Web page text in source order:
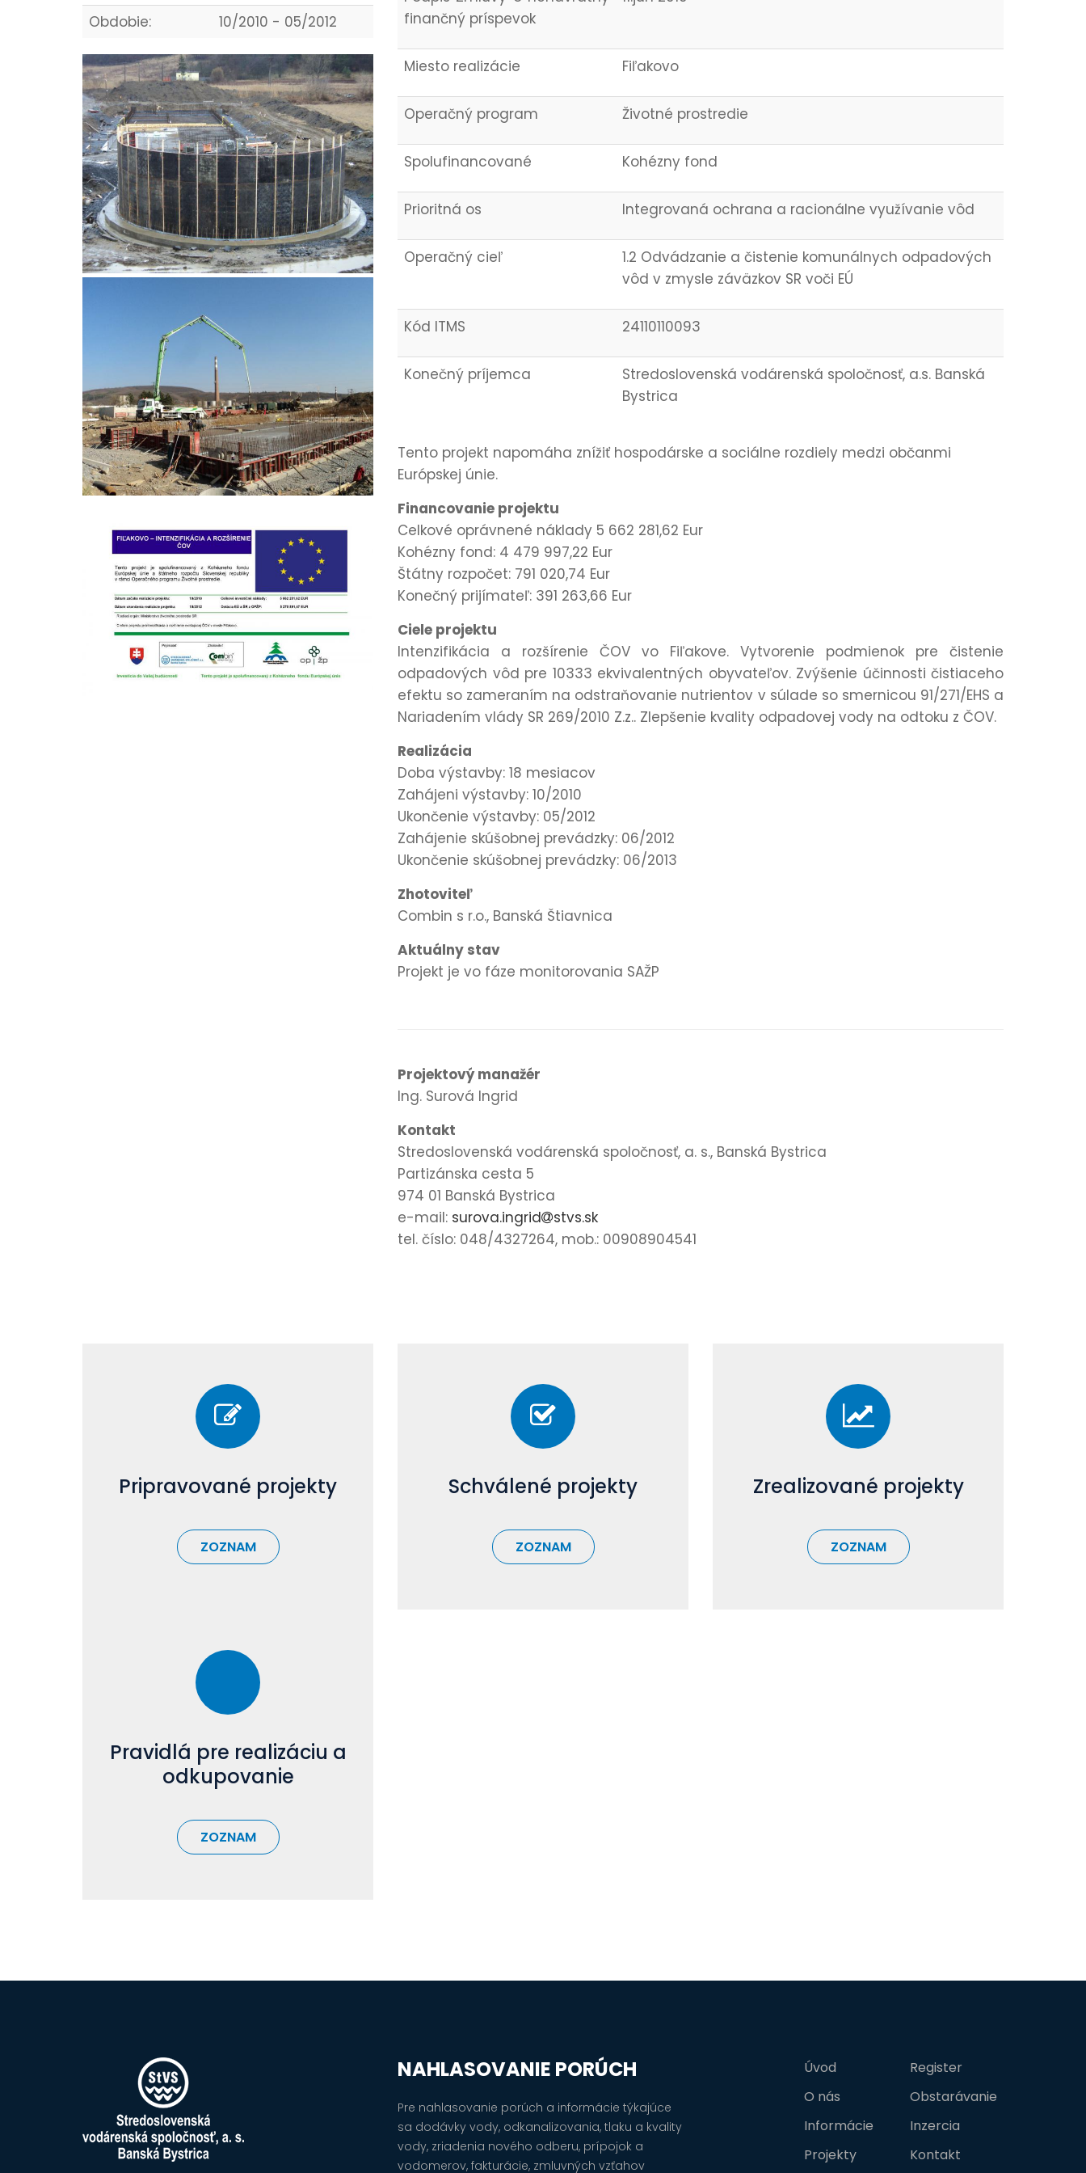
Obdobie:
10/2010 - 05/2012
finančný príspevok
Miesto realizácie Fiľakovo
Operačný program Životné prostredie
Spolufinancované Kohézny fond
Prioritná os Integrovaná ochrana a racionálne využívanie vôd
Operačný cieľ
1.2 Odvádzanie a čistenie komunálnych odpadových
vôd v zmysle záväzkov SR voči EÚ
Kód ITMS 24110110093
Konečný príjemca
Stredoslovenská vodárenská spoločnosť, a.s. Banská
Bystrica
Tento projekt napomáha znížiť hospodárske a sociálne rozdiely medzi občanmi
Európskej únie.
Financovanie projektu
Celkové oprávnené náklady 5 662 281,62 Eur
Kohézny fond: 4 479 997,22 Eur
Štátny rozpočet: 791 020,74 Eur
Konečný prijímateľ: 391 263,66 Eur
Ciele projektu
Intenzifikácia a rozšírenie ČOV vo Fiľakove. Vytvorenie podmienok pre čistenie
odpadových vôd pre 10333 ekvivalentných obyvateľov. Zvýšenie účinnosti čistiaceho
efektu so zameraním na odstraňovanie nutrientov v súlade so smernicou 91/271/EHS a
Nariadením vlády SR 269/2010 Z.z.. Zlepšenie kvality odpadovej vody na odtoku z ČOV.
Realizácia
Doba výstavby: 18 mesiacov
Zahájeni výstavby: 10/2010
Ukončenie výstavby: 05/2012
Zahájenie skúšobnej prevádzky: 06/2012
Ukončenie skúšobnej prevádzky: 06/2013
Zhotoviteľ
Combin s r.o., Banská Štiavnica
Aktuálny stav
Projekt je vo fáze monitorovania SAŽP
Projektový manažér
Ing. Surová Ingrid
Kontakt
Stredoslovenská vodárenská spoločnosť, a. s., Banská Bystrica
Partizánska cesta 5
974 01 Banská Bystrica
e-mail: surova.ingrid
stvs.sk
tel. číslo: 048/4327264, mob.: 00908904541
Pripravované projekty
ZOZNAM
Schválené projekty
ZOZNAM
Zrealizované projekty
ZOZNAM
Pravidlá pre realizáciu a
odkupovanie
ZOZNAM
NAHLASOVANIE PORÚCH
Pre nahlasovanie porúch a informácie týkajúce
sa dodávky vody, odkanalizovania, tlaku a kvality
vody, zriadenia nového odberu, prípojok a
vodomerov, fakturácie, zmluvných vzťahov
Úvod
O nás
Informácie
Projekty
Register
Obstarávanie
Inzercia
Kontakt